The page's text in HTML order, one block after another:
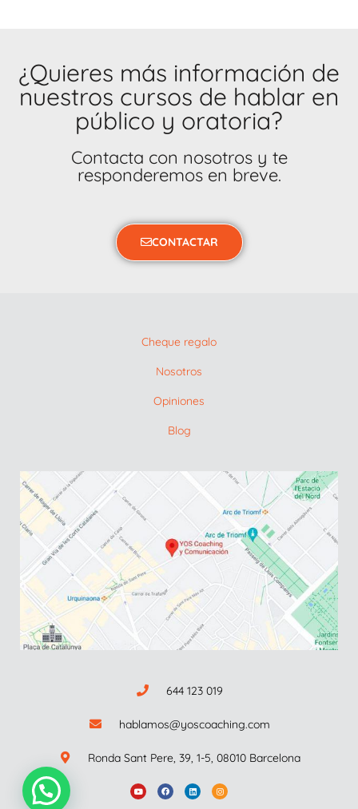
¿Quieres más información de
nuestros cursos de hablar en
público y oratoria?
Contacta con nosotros y te
responderemos en breve.
CONTACTAR
Cheque regalo
Nosotros
Opiniones
Blog
644 123 019
hablamos@yoscoaching.com
Ronda Sant Pere, 39, 1-5, 08010 Barcelona